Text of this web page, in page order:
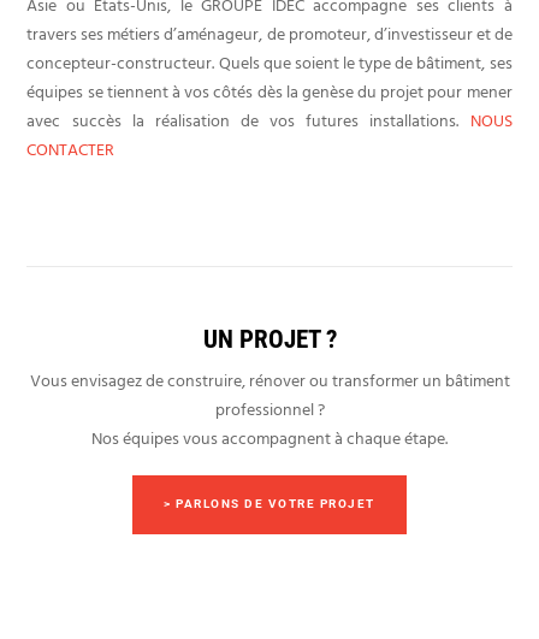
travers ses métiers d’aménageur, de promoteur, d’investisseur et de
concepteur-constructeur. Quels que soient le type de bâtiment, ses
équipes se tiennent à vos côtés dès la genèse du projet pour mener
avec succès la réalisation de vos futures installations. NOUS
CONTACTER
UN PROJET ?
Vous envisagez de construire, rénover ou transformer un bâtiment
professionnel ?
Nos équipes vous accompagnent à chaque étape.
> PARLONS DE VOTRE PROJET